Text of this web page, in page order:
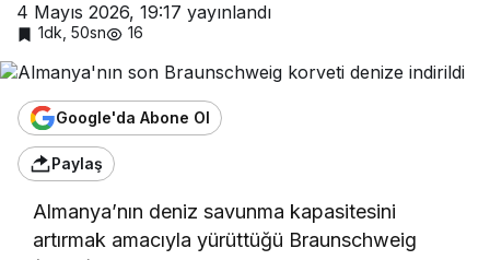
4 Mayıs 2026, 19:17 yayınlandı
1dk, 50sn 16
Google'da Abone Ol
Paylaş
Almanya’nın deniz savunma kapasitesini
artırmak amacıyla yürüttüğü Braunschweig